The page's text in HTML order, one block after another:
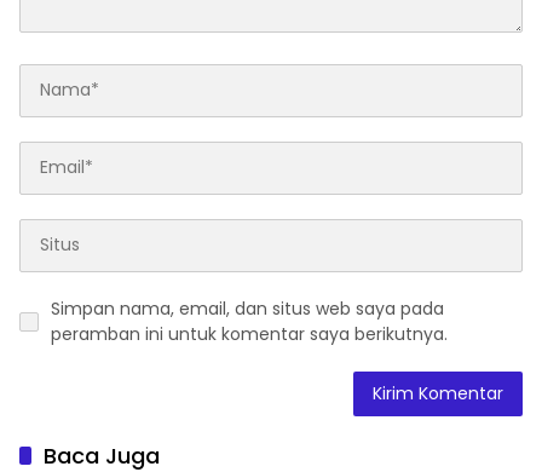
Simpan nama, email, dan situs web saya pada
peramban ini untuk komentar saya berikutnya.
Baca Juga